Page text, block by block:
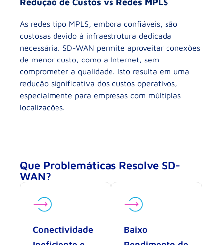
As redes tipo MPLS, embora confiáveis, são
custosas devido à infraestrutura dedicada
necessária. SD-WAN permite aproveitar conexões
de menor custo, como a Internet, sem
comprometer a qualidade. Isto resulta em uma
redução significativa dos custos operativos,
especialmente para empresas com múltiplas
localizações.
Que Problemáticas Resolve SD-
WAN?
Conectividade
Baixo